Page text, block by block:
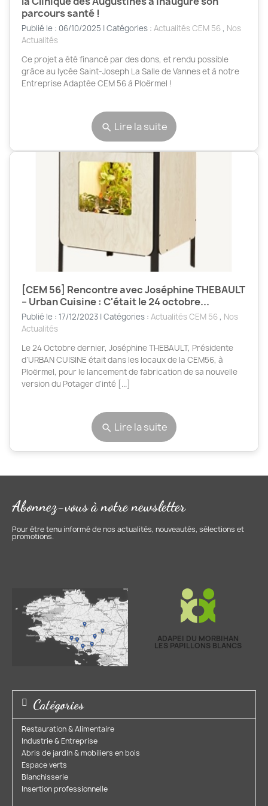
parcours santé !
Publié le : 06/10/2025 | Catégories : Actualités CEM 56, Nos
Actualités
Ce projet a été financé par des dons, et rendu possible
grâce au lycée Saint-Joseph La Salle de Vannes et à notre
Entreprise Adaptée CEM 56 à Ploërmel !
search Lire la suite
[CEM 56] Rencontre avec Joséphine THEBAULT
– Urban Cuisine : C'était le 24 octobre...
Publié le : 17/12/2023 | Catégories : Actualités CEM 56, Nos
Actualités
Le 24 Octobre dernier, Joséphine THEBAULT, Présidente
d’URBAN CUISINE était dans les locaux de la CEM56, à
Ploërmel, pour le lancement de fabrication de sa nouvelle
version du Potager d’inté [...]
search Lire la suite
Abonnez-vous à notre newsletter
Pour être tenu informé de nos actualités, nouveautés, sélections et
promotions.
ADAPEI DU MORBIHAN
LES PAPILLONS BLANCS
Catégories
Restauration & Alimentaire
Industrie & Entreprise​
Abris de jardin & mobiliers en bois​
Espace verts​
Blanchisserie​
Insertion professionnelle​